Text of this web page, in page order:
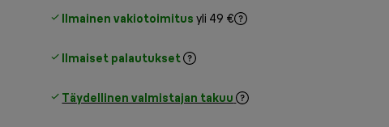
Ilmainen vakiotoimitus yli 49 €
Ilmaiset palautukset
Täydellinen valmistajan takuu